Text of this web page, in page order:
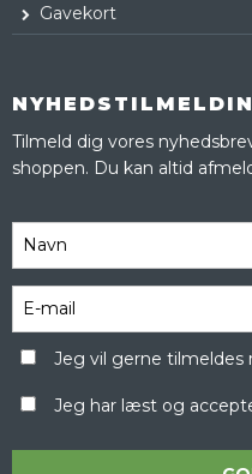
Gavekort
Tilmeld dig vores
shoppen. Du kan altid
Jeg vil gerne tilmeldes
Jeg har læst og